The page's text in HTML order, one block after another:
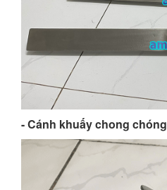
- Cánh khuấy chong chóng